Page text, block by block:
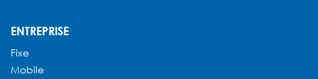
ENTREPRISE
Fixe
Mobile